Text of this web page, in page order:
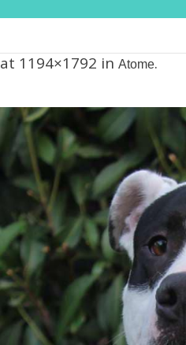
at 1194×1792 in Atome.